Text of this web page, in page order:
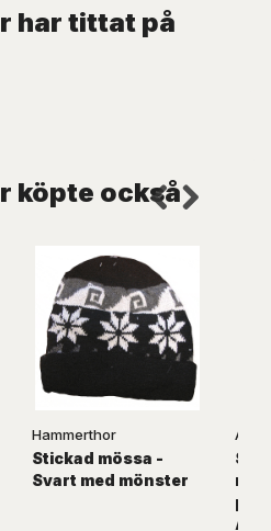
har tittat på
köpte också
Hammerthor
Stickad mössa -
Svart med mönster